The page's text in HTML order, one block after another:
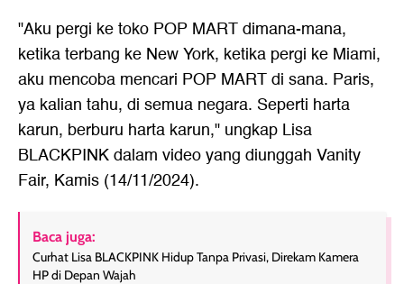
"Aku pergi ke toko POP MART dimana-mana,
ketika terbang ke New York, ketika pergi ke Miami,
aku mencoba mencari POP MART di sana. Paris,
ya kalian tahu, di semua negara. Seperti harta
karun, berburu harta karun," ungkap Lisa
BLACKPINK dalam video yang diunggah Vanity
Fair, Kamis (14/11/2024).
Baca juga:
Curhat Lisa BLACKPINK Hidup Tanpa Privasi, Direkam Kamera
HP di Depan Wajah